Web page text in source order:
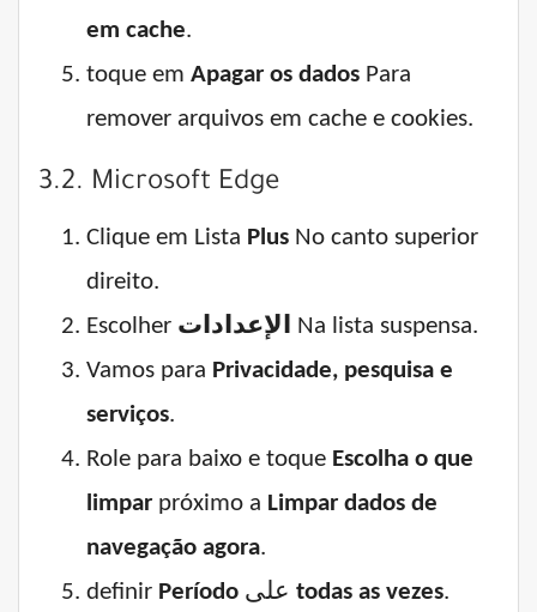
em cache.
toque em Apagar os dados Para
remover arquivos em cache e cookies.
3.2. Microsoft Edge
Clique em Lista Plus No canto superior
direito.
Escolher الإعدادات
Na lista suspensa.
Vamos para Privacidade, pesquisa e
serviços.
Role para baixo e toque Escolha o que
limpar próximo a Limpar dados de
navegação agora.
definir Período todas as vezes.